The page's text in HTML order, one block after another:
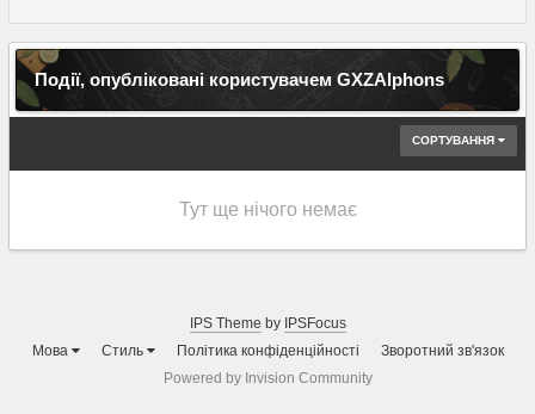
Події, опубліковані користувачем GXZAlphons
СОРТУВАННЯ
Тут ще нічого немає
IPS Theme by IPSFocus
Мова
Стиль Політика конфіденційності
Зворотний зв'язок
Powered by Invision Community